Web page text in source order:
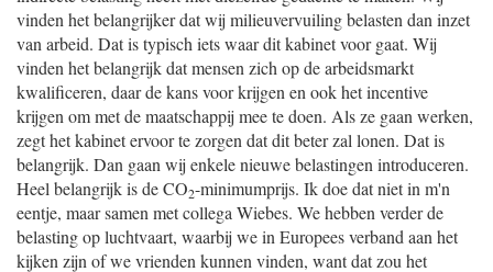
vinden het belangrijker dat wij milieuvervuiling belasten dan inzet
van arbeid. Dat is typisch iets waar dit kabinet voor gaat. Wij
vinden het belangrijk dat mensen zich op de arbeidsmarkt
kwalificeren, daar de kans voor krijgen en ook het incentive
krijgen om met de maatschappij mee te doen. Als ze gaan werken,
zegt het kabinet ervoor te zorgen dat dit beter zal lonen. Dat is
belangrijk. Dan gaan wij enkele nieuwe belastingen introduceren.
Heel belangrijk is de CO2-minimumprijs. Ik doe dat niet in m'n
eentje, maar samen met collega Wiebes. We hebben verder de
belasting op luchtvaart, waarbij we in Europees verband aan het
kijken zijn of we vrienden kunnen vinden, want dat zou het